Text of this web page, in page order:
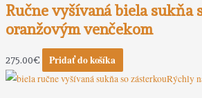
Ručne vyšívaná biela sukňa
oranžovým venčekom
275.00€ Pridať do košíka
Rýchly